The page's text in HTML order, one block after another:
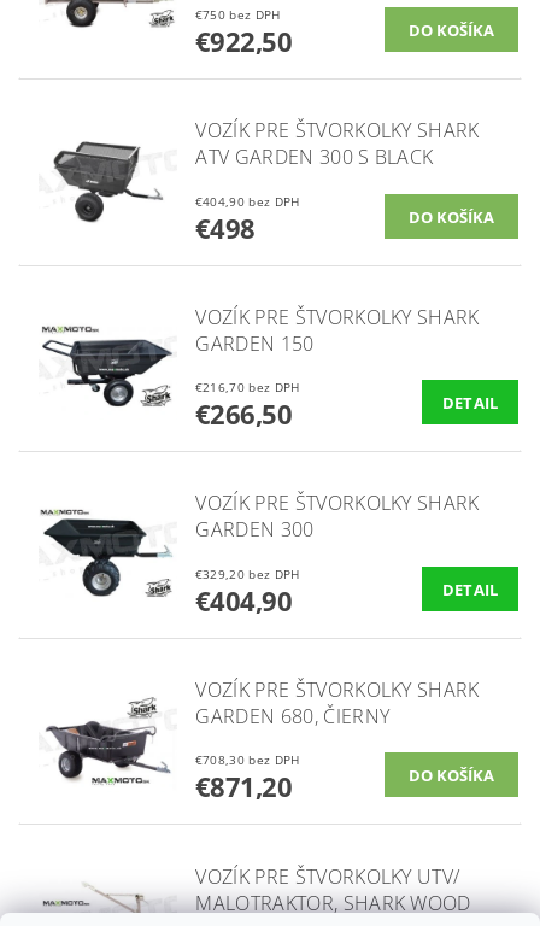
€750 bez DPH
€922,50
VOZÍK PRE ŠTVORKOLKY SHARK
ATV GARDEN 300 S BLACK
€404,90 bez DPH
€498
VOZÍK PRE ŠTVORKOLKY SHARK
GARDEN 150
€216,70 bez DPH
€266,50 DETAIL
VOZÍK PRE ŠTVORKOLKY SHARK
GARDEN 300
€329,20 bez DPH
€404,90 DETAIL
VOZÍK PRE ŠTVORKOLKY SHARK
GARDEN 680, ČIERNY
€708,30 bez DPH
€871,20
VOZÍK PRE ŠTVORKOLKY UTV/
MALOTRAKTOR, SHARK WOOD